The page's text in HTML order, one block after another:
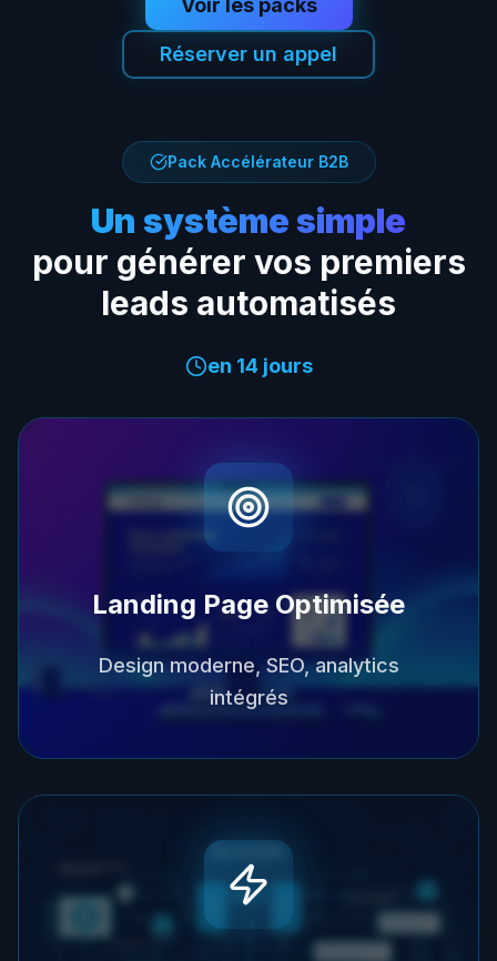
Voir les packs
Réserver un appel
Pack Accélérateur B2B
Un système simple
pour générer vos premiers
leads automatisés
en 14 jours
Landing Page Optimisée
Design moderne, SEO, analytics
intégrés